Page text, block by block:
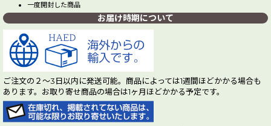
一度開封した商品
お届け時期について
ご注文の２～3日以内に発送可能。商品によっては1週間ほどかかる場合も
あります。お取り寄せ商品の場合は1ヶ月ほどかかる予定です。